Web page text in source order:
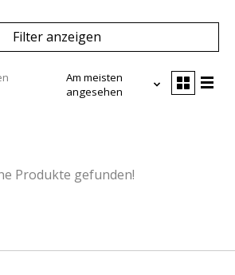
Filter anzeigen
Am meisten
angesehen
Produkte gefunden!